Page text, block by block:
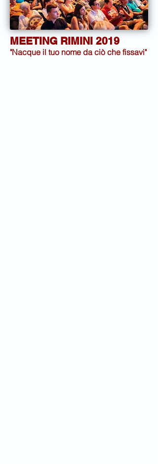
MEETING RIMINI 2019
"Nacque il tuo nome da ciò che fissavi"